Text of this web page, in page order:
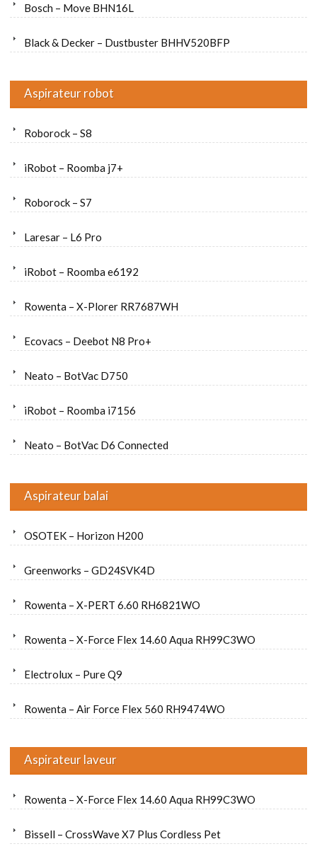
Bosch – Move BHN16L
Black & Decker – Dustbuster BHHV520BFP
Aspirateur robot
Roborock – S8
iRobot – Roomba j7+
Roborock – S7
Laresar – L6 Pro
iRobot – Roomba e6192
Rowenta – X-Plorer RR7687WH
Ecovacs – Deebot N8 Pro+
Neato – BotVac D750
iRobot – Roomba i7156
Neato – BotVac D6 Connected
Aspirateur balai
OSOTEK – Horizon H200
Greenworks – GD24SVK4D
Rowenta – X-PERT 6.60 RH6821WO
Rowenta – X-Force Flex 14.60 Aqua RH99C3WO
Electrolux – Pure Q9
Rowenta – Air Force Flex 560 RH9474WO
Aspirateur laveur
Rowenta – X-Force Flex 14.60 Aqua RH99C3WO
Bissell – CrossWave X7 Plus Cordless Pet